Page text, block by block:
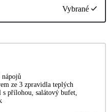
Vybrané
ze 3 zpravidla teplých
přílohou, salátový bufet,